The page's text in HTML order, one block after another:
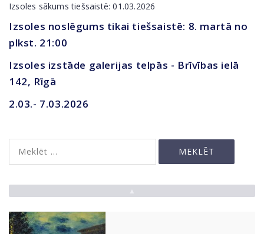
Izsoles sākums tiešsaistē: 01.03.2026
Izsoles noslēgums tikai tiešsaistē: 8. martā no
plkst. 21:00
Izsoles izstāde galerijas telpās - Brīvības ielā
142, Rīgā
2.03.- 7.03.2026